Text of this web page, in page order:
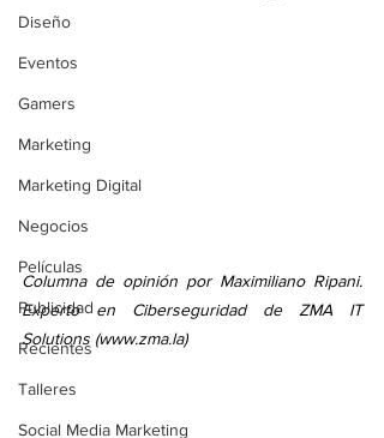
Diseño
Eventos
Gamers
Marketing
Marketing Digital
Negocios
Películas
Publicidad
Recientes
Talleres
Social Media Marketing
Columna de opinión por Maximiliano Ripani.
Experto en Ciberseguridad de ZMA IT
Solutions (www.zma.la)